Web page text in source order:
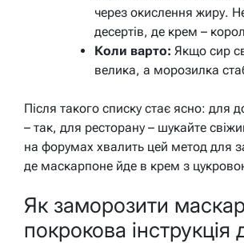
через окислення жиру.
десертів, де крем –
Коли варто: Якщо сир
велика, а морозилка
Після такого списку стає ясно: для
– так, для ресторану – шукайте
на форумах хвалить цей метод для
де маскарпоне йде в крем з
Як заморозити
покрокова інструкція